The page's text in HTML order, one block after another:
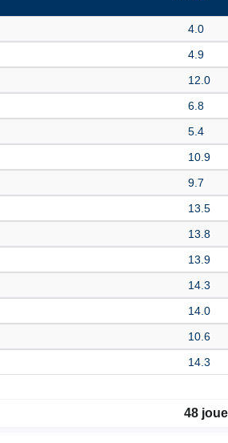
4.0
4.9
12.0
6.8
5.4
10.9
9.7
13.5
13.8
13.9
14.3
14.0
10.6
14.3
48